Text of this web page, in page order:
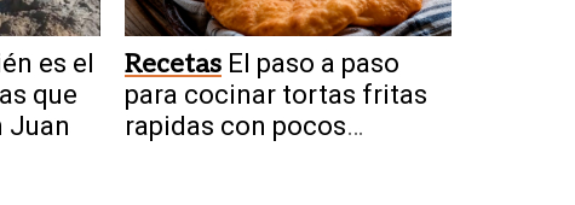
es el
que
Juan
Recetas El paso a paso
para cocinar tortas fritas
rapidas con pocos